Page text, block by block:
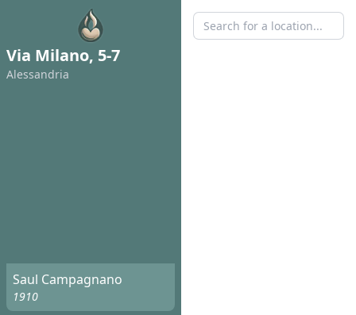
Via Milano, 5-7
Alessandria
Saul Campagnano
1910